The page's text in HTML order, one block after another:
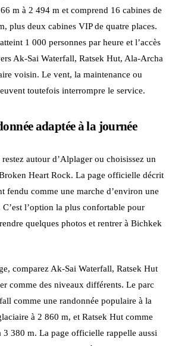
m à 2 494 m et comprend 16 cabines de
plus deux cabines VIP de quatre places.
1 000 personnes par heure et l’accès
Ak-Sai Waterfall, Ratsek Hut, Ala-Archa
voisin. Le vent, la maintenance ou
toutefois interrompre le service.
adaptée à la journée
autour d’Alplager ou choisissez un
Heart Rock. La page officielle décrit
fendu comme une marche d’environ une
l’option la plus confortable pour
quelques photos et rentrer à Bichkek
comparez Ak-Sai Waterfall, Ratsek Hut
comme des niveaux différents. Le parc
comme une randonnée populaire à la
à 2 860 m, et Ratsek Hut comme
3 380 m. La page officielle rappelle aussi